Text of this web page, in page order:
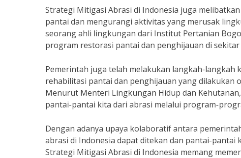
Strategi Mitigasi Abrasi di Indonesia juga
pantai dan mengurangi aktivitas yang merusak
seorang ahli lingkungan dari Institut Pertanian
program restorasi pantai dan penghijauan di
Pemerintah juga telah melakukan langkah-
rehabilitasi pantai dan penghijauan yang dilakukan
Menurut Menteri Lingkungan Hidup dan
pantai-pantai kita dari abrasi melalui program-
Dengan adanya upaya kolaboratif antara
abrasi di Indonesia dapat ditekan dan pantai-
Strategi Mitigasi Abrasi di Indonesia memang